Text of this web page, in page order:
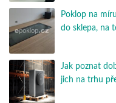
Poklop na
do sklepa, na
Jak poznat
jich na trhu